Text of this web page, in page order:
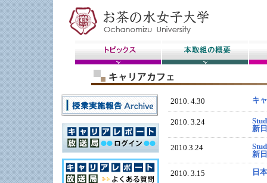
2010. 4.30 キ
2010. 3.24
新
2010.3.24
新
2010. 3.15 日